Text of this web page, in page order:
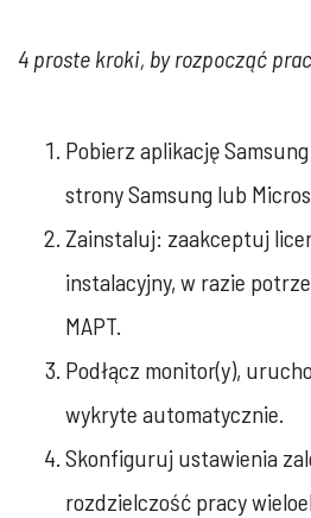
4 proste kroki, by rozpocząć
Pobierz aplikację
strony Samsung lub
Zainstaluj: zaakceptuj
instalacyjny, w razie
MAPT.
Podłącz monitor(y),
wykryte automatycznie.
Skonfiguruj ustawienia
rozdzielczość pracy